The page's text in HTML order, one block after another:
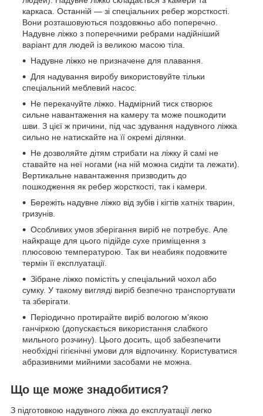
каркаса. Останній — зі спеціальних ребер жорсткості.
Вони розташовуються поздовжньо або поперечно.
Надувне ліжко з поперечними ребрами надійніший
варіант для людей із великою масою тіла.
Надувне ліжко не призначене для плавання.
Для надування виробу використовуйте тільки
спеціальний меблевий насос.
Не перекачуйте ліжко. Надмірний тиск створює
сильне навантаження на камеру та може пошкодити
шви. З цієї ж причини, під час здування надувного ліжка
сильно не натискайте на її окремі ділянки.
Не дозволяйте дітям стрибати на ліжку й самі не
ставайте на неї ногами (на ній можна сидіти та лежати).
Вертикальне навантаження призводить до
пошкодження як ребер жорсткості, так і камери.
Бережіть надувне ліжко від зубів і кігтів хатніх тварин,
гризунів.
Особливих умов зберігання виріб не потребує. Але
найкраще для цього підійде сухе приміщення з
плюсовою температурою. Так ви неабияк подовжите
термін її експлуатації.
Зібране ліжко помістіть у спеціальний чохол або
сумку. У такому вигляді виріб безпечно транспортувати
та зберігати.
Періодично протирайте виріб вологою м'якою
ганчіркою (допускається використання слабкого
мильного розчину). Цього досить, щоб забезпечити
необхідні гігієнічні умови для відпочинку. Користуватися
абразивними мийними засобами не можна.
Що ще може знадобитися?
З підготовкою надувного ліжка до експлуатації легко